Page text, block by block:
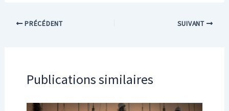
PRÉCÉDENT SUIVANT
Publications similaires